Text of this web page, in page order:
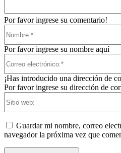
Por favor ingrese su comentario!
Por favor ingrese su nombre aquí
¡Has introducido una dirección de
Por favor ingrese su dirección de
Guardar mi nombre, correo
navegador la próxima vez que